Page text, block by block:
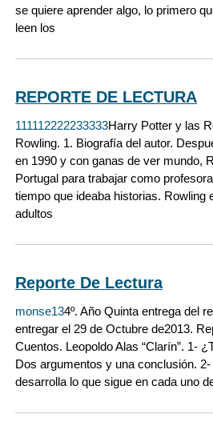
se quiere aprender algo, lo primero
leen los
REPORTE DE LECTURA
111112222233333Harry Potter y las
Rowling. 1. Biografía del autor.
en 1990 y con ganas de ver mundo,
Portugal para trabajar como
tiempo que ideaba historias. Rowling
adultos
Reporte De Lectura
monse134º. Año Quinta entrega del
entregar el 29 de Octubre de2013.
Cuentos. Leopoldo Alas “Clarín”. 1-
Dos argumentos y una conclusión.
desarrolla lo que sigue en cada uno